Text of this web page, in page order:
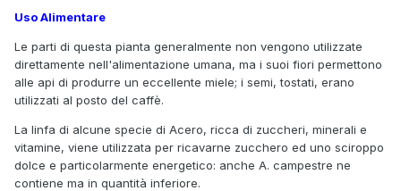
Uso Alimentare
Le parti di questa pianta generalmente non vengono utilizzate
direttamente nell'alimentazione umana, ma i suoi fiori permettono
alle api di produrre un eccellente miele; i semi, tostati, erano
utilizzati al posto del caffè.
La linfa di alcune specie di Acero, ricca di zuccheri, minerali e
vitamine, viene utilizzata per ricavarne zucchero ed uno sciroppo
dolce e particolarmente energetico: anche A. campestre ne
contiene ma in quantità inferiore.